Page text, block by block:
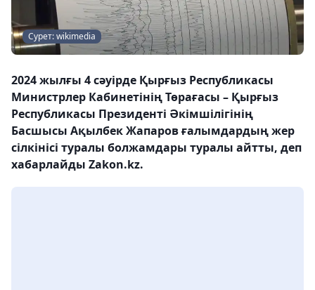
Сурет: wikimedia
2024 жылғы 4 сәуірде Қырғыз Республикасы
Министрлер Кабинетінің Төрағасы – Қырғыз
Республикасы Президенті Әкімшілігінің
Басшысы Ақылбек Жапаров ғалымдардың жер
сілкінісі туралы болжамдары туралы айтты, деп
хабарлайды Zakon.kz.